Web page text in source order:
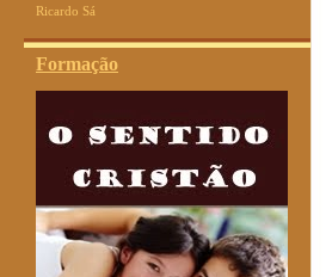
Ricardo Sá
Formação